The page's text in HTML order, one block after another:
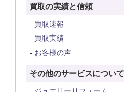
買取の実績と信頼
買取速報
買取実績
お客様の声
その他のサービスについて